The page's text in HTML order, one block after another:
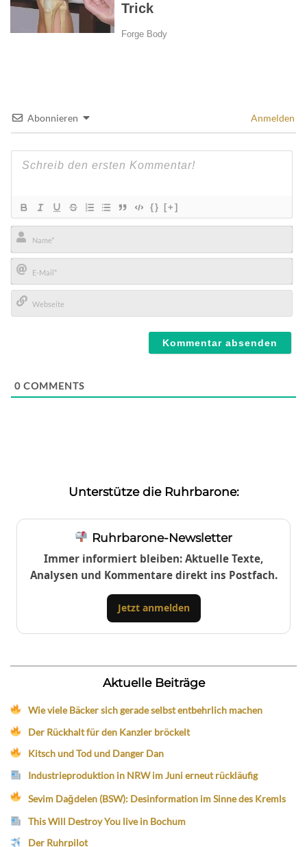
Abonnieren Anmelden
{} [+]
Name*
E-
Mail*
0 COMMENTS
Unterstütze die Ruhrbarone:
Ruhrbarone-Newsletter
Immer informiert bleiben: Aktuelle Texte,
Analysen und Kommentare direkt ins Postfach.
Jetzt anmelden
Aktuelle Beiträge
Wie viele Bäcker sich gerade selbst entbehrlich machen
Der Rückhalt für den Kanzler bröckelt
Kitsch und Tod und Danger Dan
Industrieproduktion in NRW im Juni erneut rückläufig
Sevim Dağdelen (BSW): Desinformation im Sinne des Kremls
This Will Destroy You live in Bochum
Der Ruhrpilot